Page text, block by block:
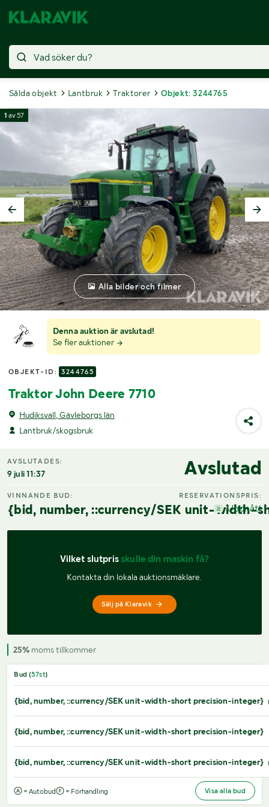
Sålda objekt Lantbruk Traktorer Objekt: 3244765
Denna auktion är avslutad!
Se fler auktioner
OBJEKT-ID: 3244765
Traktor John Deere 7710
Hudiksvall, Gävleborgs län
Lantbruk/skogsbruk
1 av57
Alla bilder och filmer
AVSLUTADES:
9 juli 11:37 Avslutad
VINNANDE BUD:
{bid, number, ::currency/SEK unit-width-
RESERVATIONSPRIS:
Uppnått
Vilket slutpris skulle din maskin få?
Kontakta din lokala auktionsmäklare.
Sälj på Klaravik
25% moms tillkommer
Bud (57st)
{bid, number, ::currency/SEK unit-width-short precision-integer}
{bid, number, ::currency/SEK unit-width-short precision-integer}
{bid, number, ::currency/SEK unit-width-short precision-integer}
= Autobud = Förhandling Visa alla bud